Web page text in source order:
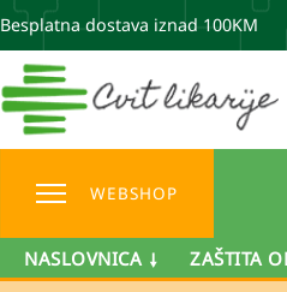
Besplatna dostava iznad 100KM
WEBSHOP
NASLOVNICA ZAŠTITA